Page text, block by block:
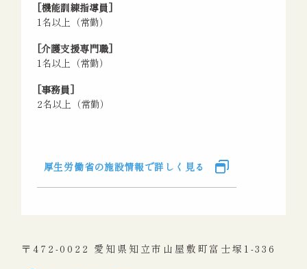
[機能訓練指導員]
1名以上（常勤）
[介護支援専門職]
1名以上（常勤）
[事務員]
2名以上（常勤）
厚生労働省の施設情報で詳しく見る
〒472-0022 愛知県知立市山屋敷町富士塚1-336